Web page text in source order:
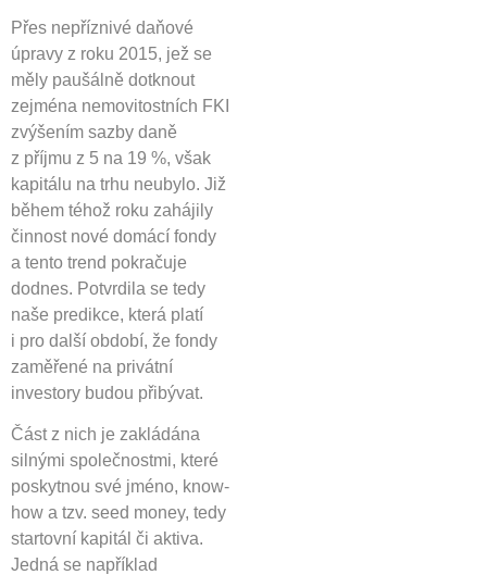
Přes nepříznivé daňové
úpravy z roku 2015, jež se
měly paušálně dotknout
zejména nemovitostních FKI
zvýšením sazby daně
z příjmu z 5 na 19 %, však
kapitálu na trhu neubylo. Již
během téhož roku zahájily
činnost nové domácí fondy
a tento trend pokračuje
dodnes. Potvrdila se tedy
naše predikce, která platí
i pro další období, že fondy
zaměřené na privátní
investory budou přibývat.
Část z nich je zakládána
silnými společnostmi, které
poskytnou své jméno, know-
how a tzv. seed money, tedy
startovní kapitál či aktiva.
Jedná se například